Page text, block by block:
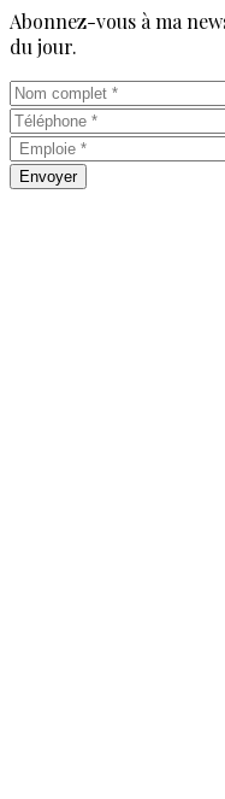
Abonnez-vous à ma
du jour.
Envoyer